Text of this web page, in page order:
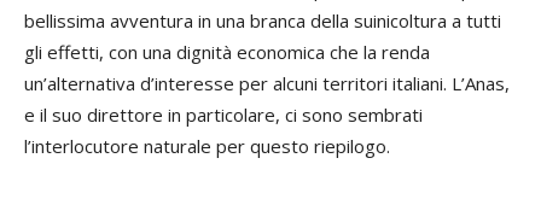
bellissima avventura in una branca della suinicoltura a tutti
gli effetti, con una dignità economica che la renda
un’alternativa d’interesse per alcuni territori italiani. L’Anas,
e il suo direttore in particolare, ci sono sembrati
l’interlocutore naturale per questo riepilogo.